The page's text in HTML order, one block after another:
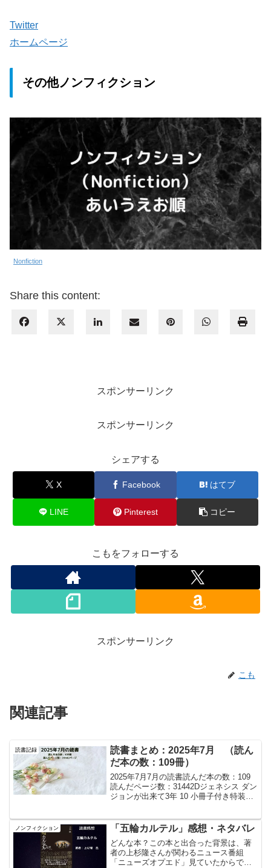
Twitter
ホームページ
その他ノンフィクション
Nonfiction
Share this content:
スポンサーリンク
スポンサーリンク
シェアする
X Facebook はてブ
LINE Pinterest コピー
こもをフォローする
スポンサーリンク
こも
関連記事
読書記録
読書まとめ：2025年7月 （読ん
だ本の数：109冊）
2025年7月7月の読書読んだ本の数：109
読んだページ数：31442Dジェネシス ダン
ジョンが出来て3年 10 小冊子付き特装版
官僚が"会いたい"と書くと"良いよ"と...
ノンフィクション 「五輪カルテル」感想・ネタバレ
どんな本？この本と出合った背景は、著
者の上杉隆さんが関わるニュース番組
「ニューズオプエド」見ていたからで